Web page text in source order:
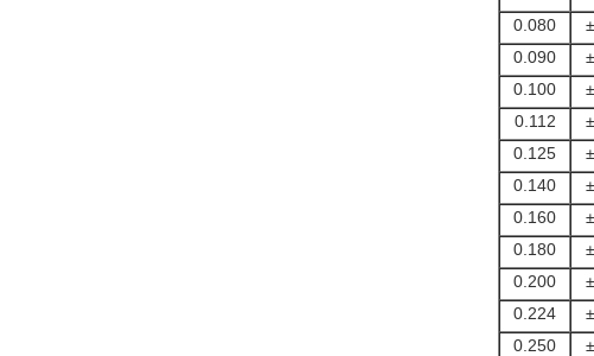
0.080
0.090
0.100
0.112
0.125
0.140
0.160
0.180
0.200
0.224
0.250